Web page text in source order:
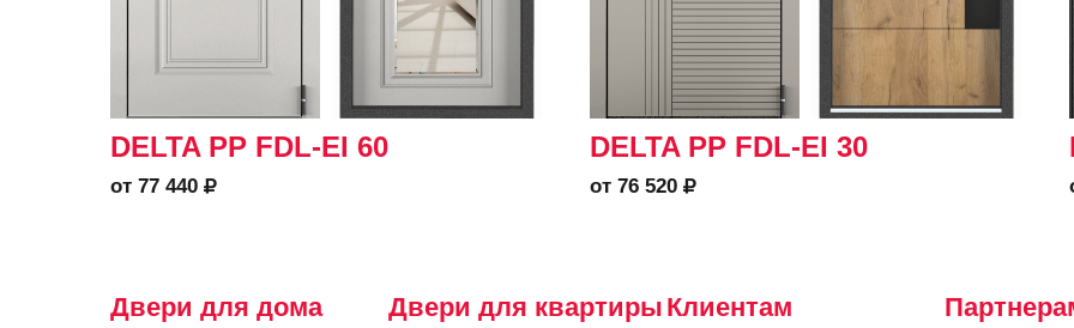
DELTA PP FDL-EI 60
от 77 440
DELTA PP FDL-EI 30
от 76 520
Двери для дома Двери для квартиры Клиентам